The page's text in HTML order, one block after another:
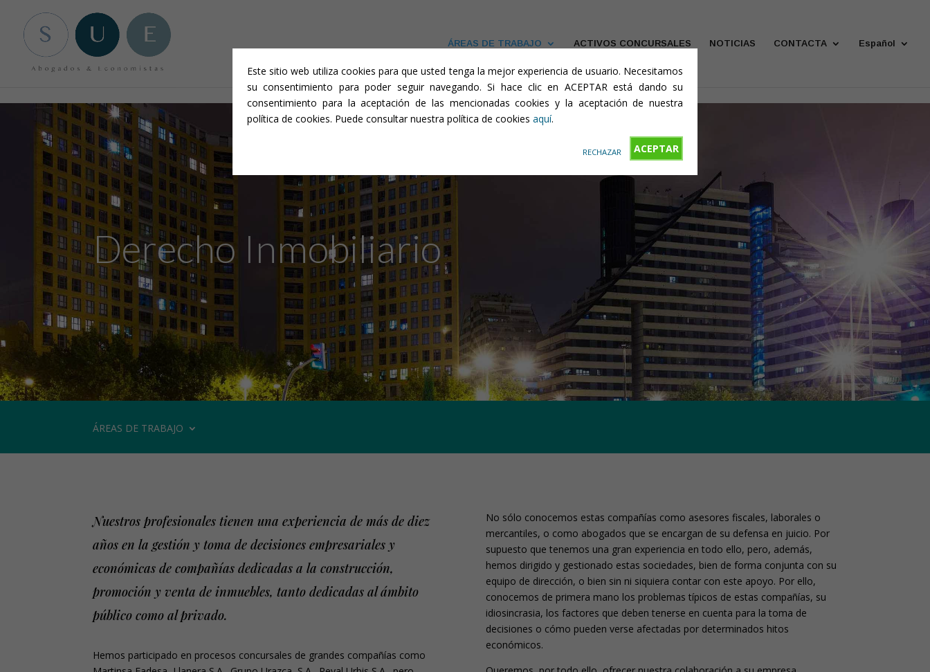
Este sitio web utiliza cookies para que usted tenga la mejor experiencia de usuario. Necesitamos
su consentimiento para poder seguir navegando. Si hace clic en ACEPTAR está dando su
consentimiento para la aceptación de las mencionadas cookies y la aceptación de nuestra
política de cookies. Puede consultar nuestra política de cookies aquí.
ACEPTAR
RECHAZAR
ÁREAS DE TRABAJO ACTIVOS CONCURSALES NOTICIAS CONTACTA Español
Derecho Inmobiliario
ÁREAS DE TRABAJO
Nuestros profesionales tienen una experiencia de más de diez
años en la gestión y toma de decisiones empresariales y
económicas de compañías dedicadas a la construcción,
promoción y venta de inmuebles, tanto dedicadas al ámbito
público como al privado.
Hemos participado en procesos concursales de grandes compañías como
No sólo conocemos estas compañías como asesores fiscales, laborales o
mercantiles, o como abogados que se encargan de su defensa en juicio. Por
supuesto que tenemos una gran experiencia en todo ello, pero, además,
hemos dirigido y gestionado estas sociedades, bien de forma conjunta con su
equipo de dirección, o bien sin ni siquiera contar con este apoyo. Por ello,
conocemos de primera mano los problemas típicos de estas compañías, su
idiosincrasia, los factores que deben tenerse en cuenta para la toma de
decisiones o cómo pueden verse afectadas por determinados hitos
económicos.